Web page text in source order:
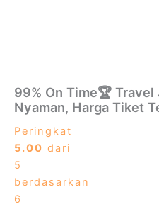
99% On Time🏆
Nyaman, Harga Tiket
Peringkat
5.00 dari
5
berdasarkan
6